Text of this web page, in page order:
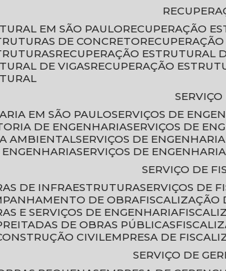
EM SÃO PAULO
RECUPERAÇÃO
DE CONCRETO
RECUPERAÇÃO ESTRUTURAL
DE VIGAS
RECUPERAÇÃO
EM SÃO PAULO SERVIÇOS DE
DE ENGENHARIA SERVIÇOS DE
AMBIENTAL SERVIÇOS DE
ENGENHARIA SERVIÇOS DE
SERVIÇO DE
DE INFRAESTRUTURA SERVIÇOS DE
DE OBRA
E SERVIÇOS DE ENGENHARIA
DE OBRAS PÚBLICAS
CIVIL EMPRESA DE
SERVIÇO DE